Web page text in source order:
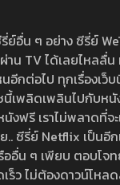
อื่น ๆ อย่าง ซีรี่ย์
น TV ได้เลยไหลลื่
กต่อไป ทุกเรื่องเว็
เพลิดเพลินไปกับห
งฟรี เราไม่พลาดที่
.. ซีรี่ย์ Netflix เป็น
น ๆ เพียบ ตอบโจท
ร็ว ไม่ต้องดาวน์โห